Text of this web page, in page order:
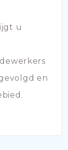
u
en